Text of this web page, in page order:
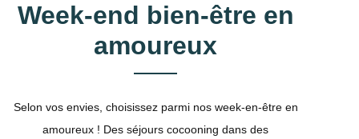
Week-end bien-être en
amoureux
Selon vos envies, choisissez parmi nos week-en-être en
amoureux ! Des séjours cocooning dans des